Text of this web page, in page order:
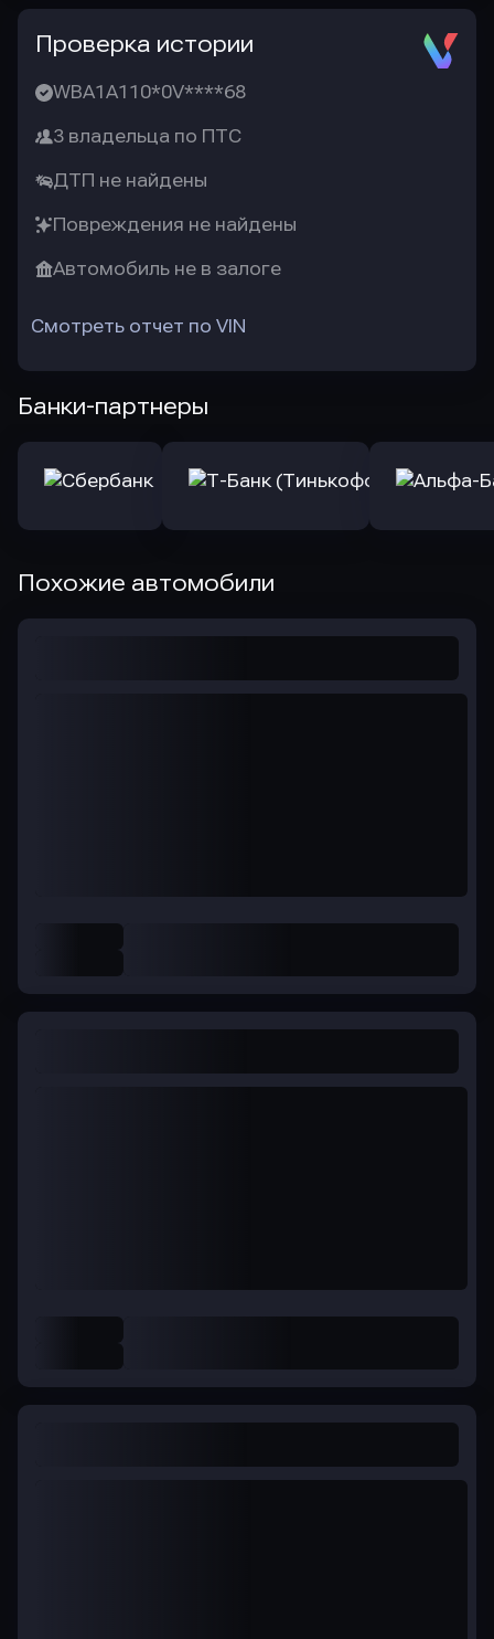
Проверка истории
WBA1A110*0V****68
3 владельца по ПТС
ДТП не найдены
Повреждения не найдены
Автомобиль не в залоге
Смотреть отчет по VIN
Банки-партнеры
Похожие автомобили